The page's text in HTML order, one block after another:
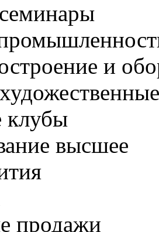
и
клубы
высшее
продажи